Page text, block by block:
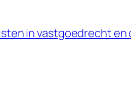
in vastgoedrecht